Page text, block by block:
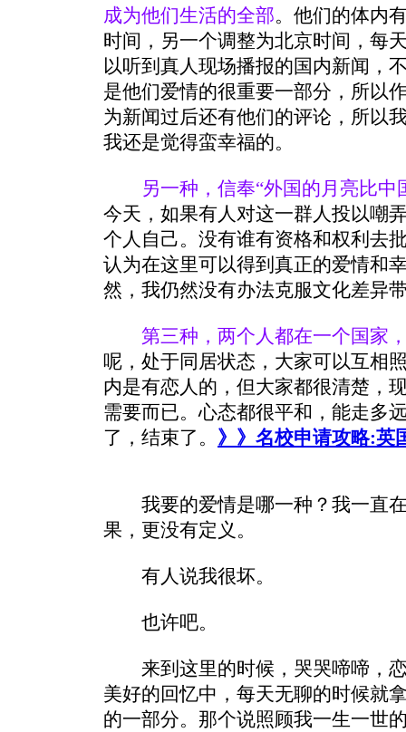
成为他们生活的全部。他们的体内
时间，另一个调整为北京时间，每
以听到真人现场播报的国内新闻，
是他们爱情的很重要一部分，所以
为新闻过后还有他们的评论，所以
我还是觉得蛮幸福的。
另一种，信奉“外国的月亮比中
今天，如果有人对这一群人投以嘲
个人自己。没有谁有资格和权利去
认为在这里可以得到真正的爱情和
然，我仍然没有办法克服文化差异
第三种，两个人都在一个国家
呢，处于同居状态，大家可以互相
内是有恋人的，但大家都很清楚，
需要而已。心态都很平和，能走多
了，结束了。 》》名校申请攻略:英
我要的爱情是哪一种？我一直在
果，更没有定义。
有人说我很坏。
也许吧。
来到这里的时候，哭哭啼啼，恋
美好的回忆中，每天无聊的时候就
的一部分。那个说照顾我一生一世